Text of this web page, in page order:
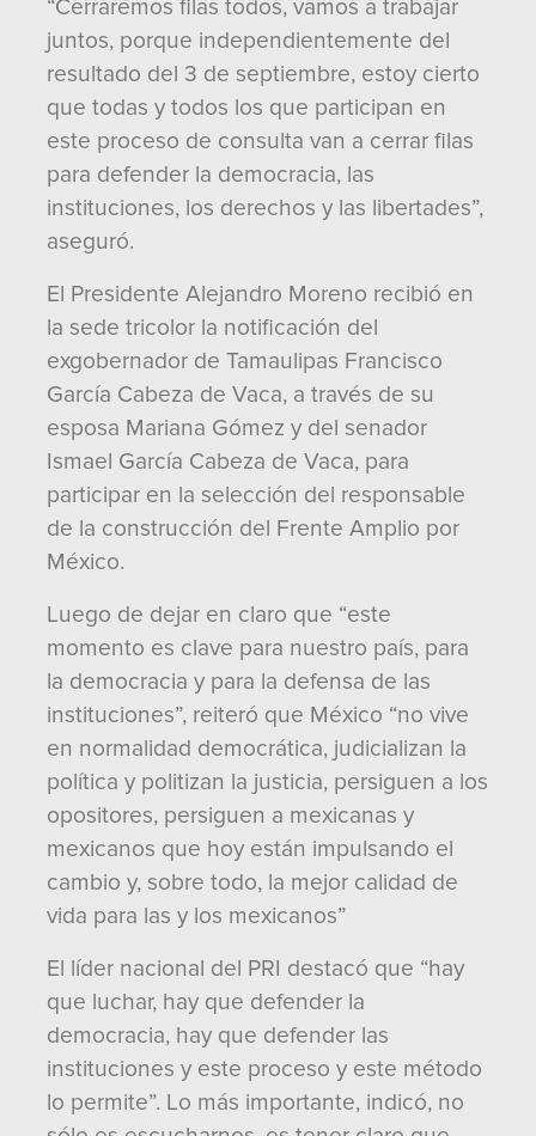
“Cerraremos filas todos, vamos a trabajar
juntos, porque independientemente del
resultado del 3 de septiembre, estoy cierto
que todas y todos los que participan en
este proceso de consulta van a cerrar filas
para defender la democracia, las
instituciones, los derechos y las libertades”,
aseguró.
El Presidente Alejandro Moreno recibió en
la sede tricolor la notificación del
exgobernador de Tamaulipas Francisco
García Cabeza de Vaca, a través de su
esposa Mariana Gómez y del senador
Ismael García Cabeza de Vaca, para
participar en la selección del responsable
de la construcción del Frente Amplio por
México.
Luego de dejar en claro que “este
momento es clave para nuestro país, para
la democracia y para la defensa de las
instituciones”, reiteró que México “no vive
en normalidad democrática, judicializan la
política y politizan la justicia, persiguen a los
opositores, persiguen a mexicanas y
mexicanos que hoy están impulsando el
cambio y, sobre todo, la mejor calidad de
vida para las y los mexicanos”
El líder nacional del PRI destacó que “hay
que luchar, hay que defender la
democracia, hay que defender las
instituciones y este proceso y este método
lo permite”. Lo más importante, indicó, no